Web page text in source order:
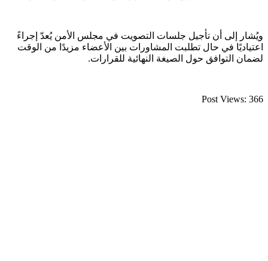
ويُشار إلى أن تأجيل جلسات التصويت في مجلس الأمن يُعدّ إجراءً
اعتياديًا في حال تطلبت المشاورات بين الأعضاء مزيدًا من الوقت
لضمان التوافق حول الصيغة النهائية للقرارات.
Post Views: 366